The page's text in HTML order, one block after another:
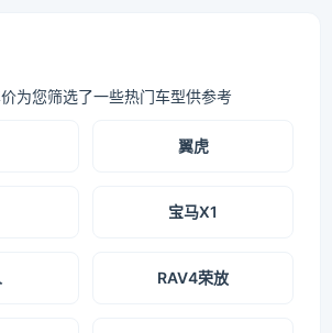
为您筛选了一些热门车型供参考
翼虎
宝马X1
RAV4荣放